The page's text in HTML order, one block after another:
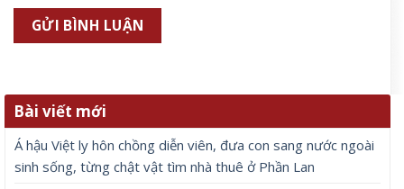
Bài viết mới
Á hậu Việt ly hôn chồng diễn viên, đưa con sang nước ngoài
sinh sống, từng chật vật tìm nhà thuê ở Phần Lan